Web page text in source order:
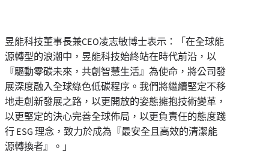
昱能科技董事長兼CEO凌志敏博士表示：「在全球能
源轉型的浪潮中，昱能科技始終站在時代前沿，以
『驅動零碳未來，共創智慧生活』為使命，將公司發
展深度融入全球綠色低碳程序。我們將繼續堅定不移
地走創新發展之路，以更開放的姿態擁抱技術變革，
以更堅定的決心完善全球佈局，以更負責任的態度踐
行 ESG 理念，致力於成為『最安全且高效的清潔能
源轉換者』。」